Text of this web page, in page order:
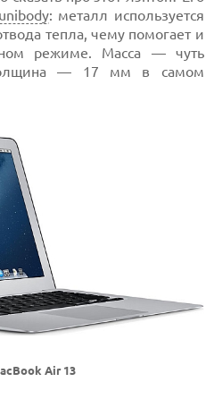
unibody: металл используется
тепла, чему помогает и
режиме. Масса — чуть
— 17 мм в самом
Air 13